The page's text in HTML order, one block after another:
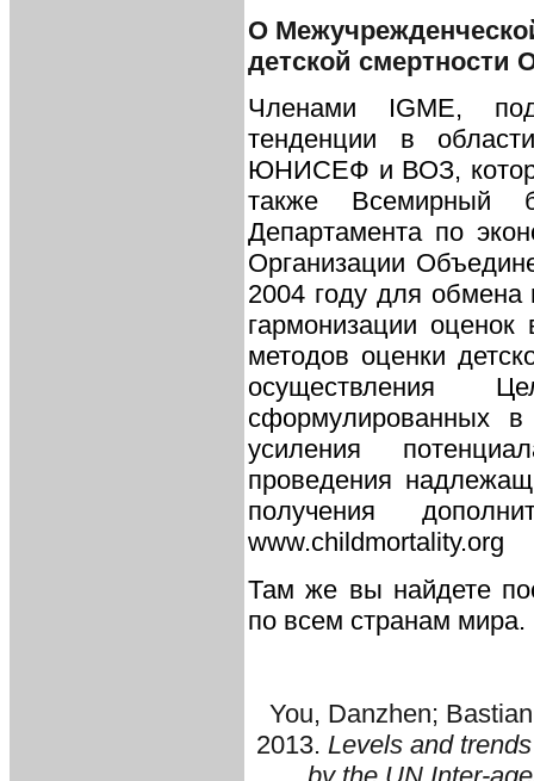
О
детской смертности
Членами IGME,
тенденции в
ЮНИСЕФ и ВОЗ,
также Всемирный
Департамента по
Организации
2004 году для обмена
гармонизации
методов оценки
осуществления
сформулированных
усиления
проведения
получения
www.childmortality.org
Там же вы найдете
по всем странам мира.
You, Danzhen;
2013. Levels and